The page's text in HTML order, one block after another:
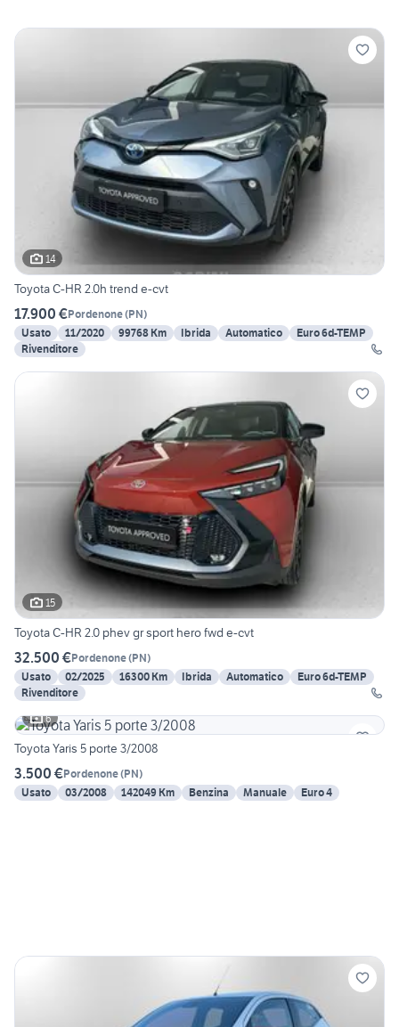
14
Toyota C-HR 2.0h trend e-cvt
17.900 €Pordenone(PN)
Usato
11/2020 99768 Km Ibrida Automatico
Euro 6d-TEMP
Rivenditore
15
Toyota C-HR 2.0 phev gr sport hero fwd e-cvt
32.500 €Pordenone(PN)
Usato
02/2025 16300 Km Ibrida Automatico
Euro 6d-TEMP
Rivenditore
6
Toyota Yaris 5 porte 3/2008
3.500 €Pordenone(PN)
Usato
03/2008 142049 Km Benzina Manuale Euro 4